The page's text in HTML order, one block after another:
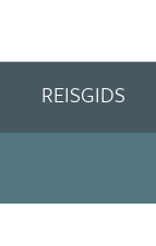
REISGIDS